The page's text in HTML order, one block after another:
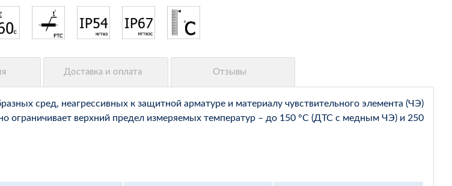
сред, неагрессивных к защитной арматуре и материалу чувствительного элемента (ЧЭ)
ограничивает верхний предел измеряемых температур – до 150 °С (ДТС с медным ЧЭ) и 250